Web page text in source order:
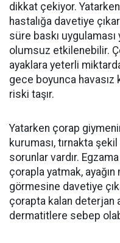
dikkat çekiyor.
hastalığa davetiye
süre baskı uygulaması
olumsuz etkilenebilir.
ayaklara yeterli
gece boyunca havasız
riski taşır.
Yatarken çorap
kuruması, tırnakta
sorunlar vardır.
çorapla yatmak,
görmesine davetiye
çorapta kalan deterjan
dermatitlere sebep